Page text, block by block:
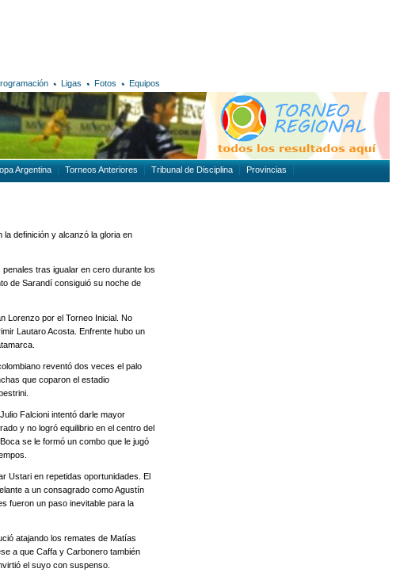
Ligas Fotos Equipos
Argentina Torneos Anteriores Tribunal de Disciplina Provincias
definición y alcanzó la gloria en
tras igualar en cero durante los
de Sarandí consiguió su noche de
Lorenzo por el Torneo Inicial. No
Lautaro Acosta. Enfrente hubo un
reventó dos veces el palo
que coparon el estadio
Falcioni intentó darle mayor
y no logró equilibrio en el centro del
se le formó un combo que le jugó
Ustari en repetidas oportunidades. El
a un consagrado como Agustín
fueron un paso inevitable para la
atajando los remates de Matías
a que Caffa y Carbonero también
el suyo con suspenso.